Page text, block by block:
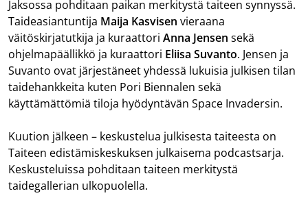
Jaksossa pohditaan paikan merkitystä taiteen synnyssä.
Taideasiantuntija Maija Kasvisen vieraana
väitöskirjatutkija ja kuraattori Anna Jensen sekä
ohjelmapäällikkö ja kuraattori Eliisa Suvanto. Jensen ja
Suvanto ovat järjestäneet yhdessä lukuisia julkisen tilan
taidehankkeita kuten Pori Biennalen sekä
käyttämättömiä tiloja hyödyntävän Space Invadersin.
Kuution jälkeen – keskustelua julkisesta taiteesta on
Taiteen edistämiskeskuksen julkaisema podcastsarja.
Keskusteluissa pohditaan taiteen merkitystä
taidegallerian ulkopuolella.